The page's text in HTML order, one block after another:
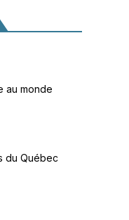
au monde
du Québec